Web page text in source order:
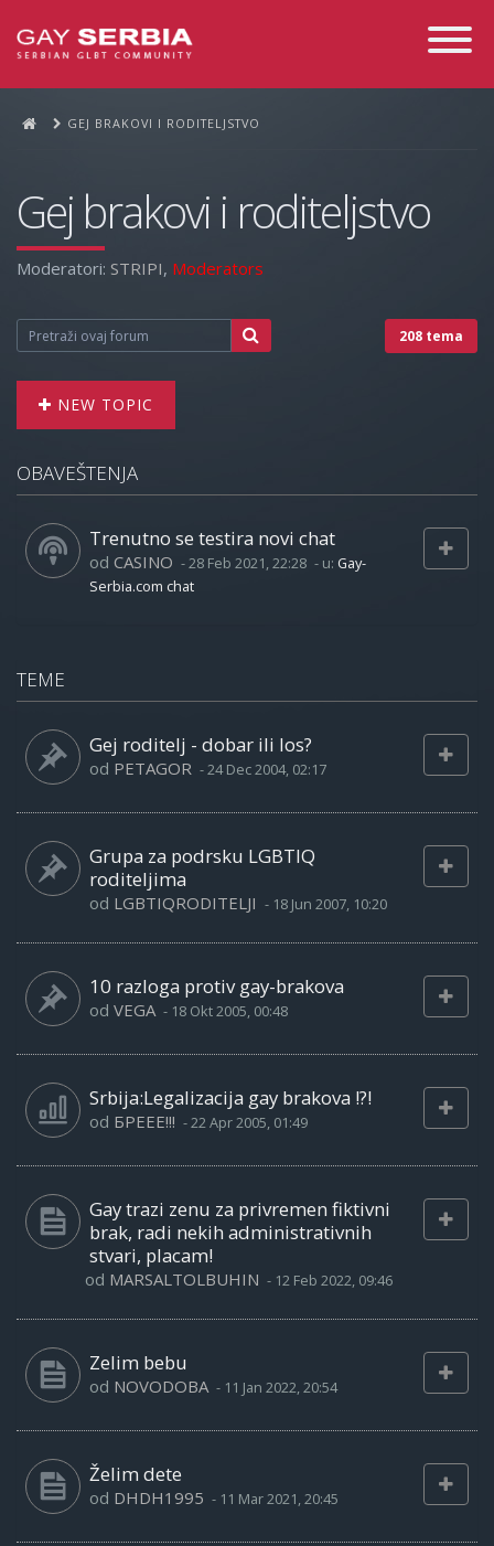
Toggle
GEJ BRAKOVI I RODITELJSTVO
Gej brakovi i roditeljstvo
Moderatori: STRIPI, Moderators
208 tema
NEW TOPIC
OBAVEŠTENJA
Trenutno se testira novi chat
od CASINO -28 Feb 2021, 22:28 - u: Gay-
Serbia.com chat
TEME
Gej roditelj - dobar ili los?
od PETAGOR -24 Dec 2004, 02:17
Grupa za podrsku LGBTIQ
roditeljima
od LGBTIQRODITELJI - 18 Jun 2007, 10:20
10 razloga protiv gay-brakova
od VEGA - 18 Okt 2005, 00:48
Srbija:Legalizacija gay brakova !?!
od БРЕЕЕ!!! -22 Apr 2005, 01:49
Gay trazi zenu za privremen fiktivni
brak, radi nekih administrativnih
stvari, placam!
od MARSALTOLBUHIN - 12 Feb 2022, 09:46
Zelim bebu
od NOVODOBA - 11 Jan 2022, 20:54
Želim dete
od DHDH1995 - 11 Mar 2021, 20:45